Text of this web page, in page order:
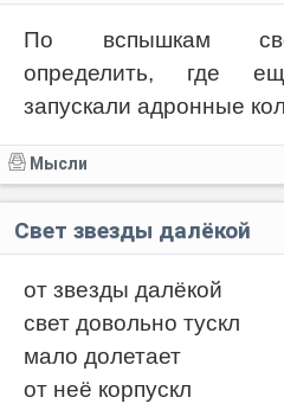
По вспышкам
определить, где
запускали адронные
Мысли
Свет звезды далёкой
от звезды далёкой
свет довольно тускл
мало долетает
от неё корпускл